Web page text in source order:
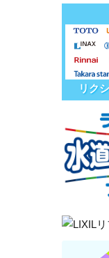
リク